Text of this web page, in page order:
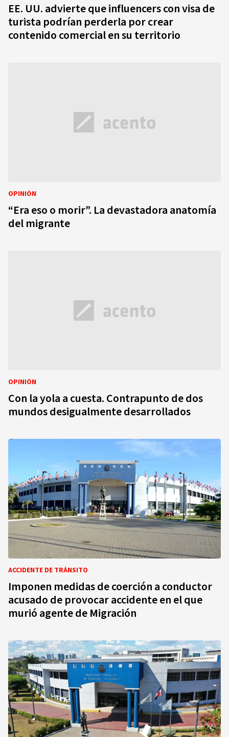
EE. UU. advierte que influencers con visa de
turista podrían perderla por crear
contenido comercial en su territorio
OPINIÓN
“Era eso o morir”. La devastadora anatomía
del migrante
OPINIÓN
Con la yola a cuesta. Contrapunto de dos
mundos desigualmente desarrollados
ACCIDENTE DE TRÁNSITO
Imponen medidas de coerción a conductor
acusado de provocar accidente en el que
murió agente de Migración